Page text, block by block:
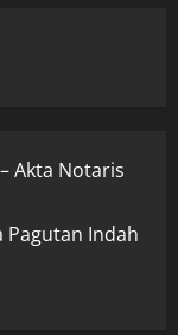
Akta Notaris
Pagutan Indah